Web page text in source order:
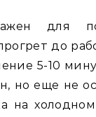
для
до
5-10
но еще не
на